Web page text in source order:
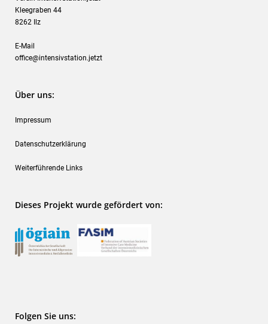
Kleegraben 44
8262 Ilz
E-Mail
office@intensivstation.jetzt
Über uns:
Impressum
Datenschutzerklärung
Weiterführende Links
Dieses Projekt wurde gefördert von:
Folgen Sie uns: